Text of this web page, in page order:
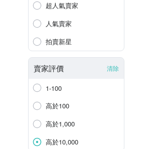
超人氣賣家
人氣賣家
拍賣新星
賣家評價 清除
1-100
高於100
高於1,000
高於10,000